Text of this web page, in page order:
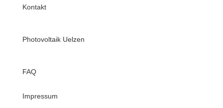
Kontakt
Photovoltaik Uelzen
FAQ
Impressum